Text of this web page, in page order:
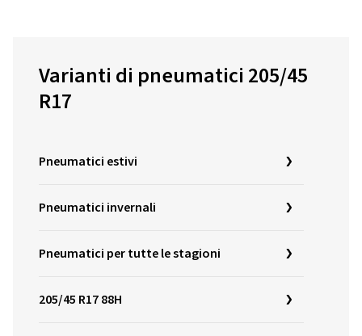
Varianti di pneumatici 205/45
R17
Pneumatici estivi
Pneumatici invernali
Pneumatici per tutte le stagioni
205/45 R17 88H